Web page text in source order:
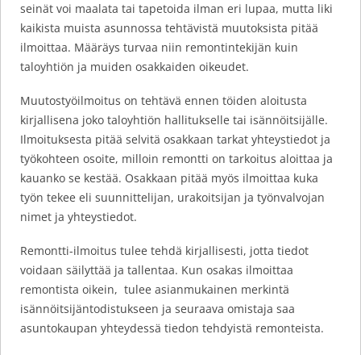
seinät voi maalata tai tapetoida ilman eri lupaa, mutta liki
kaikista muista asunnossa tehtävistä muutoksista pitää
ilmoittaa. Määräys turvaa niin remontintekijän kuin
taloyhtiön ja muiden osakkaiden oikeudet.
Muutostyöilmoitus on tehtävä ennen töiden aloitusta
kirjallisena joko taloyhtiön hallitukselle tai isännöitsijälle.
Ilmoituksesta pitää selvitä osakkaan tarkat yhteystiedot ja
työkohteen osoite, milloin remontti on tarkoitus aloittaa ja
kauanko se kestää. Osakkaan pitää myös ilmoittaa kuka
työn tekee eli suunnittelijan, urakoitsijan ja työnvalvojan
nimet ja yhteystiedot.
Remontti-ilmoitus tulee tehdä kirjallisesti, jotta tiedot
voidaan säilyttää ja tallentaa. Kun osakas ilmoittaa
remontista oikein, tulee asianmukainen merkintä
isännöitsijäntodistukseen ja seuraava omistaja saa
asuntokaupan yhteydessä tiedon tehdyistä remonteista.